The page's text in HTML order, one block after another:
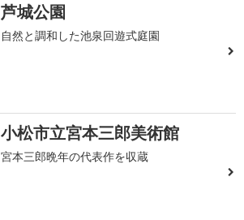
芦城公園
自然と調和した池泉回遊式庭園
小松市立宮本三郎美術館
宮本三郎晩年の代表作を収蔵